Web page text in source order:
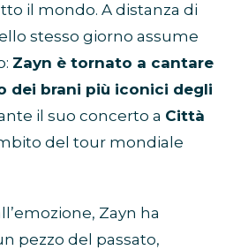
il mondo. A distanza di
stesso giorno assume
Zayn è tornato a cantare
dei brani più iconici degli
il suo concerto a Città
del tour mondiale
Zayn ha
pezzo del passato,